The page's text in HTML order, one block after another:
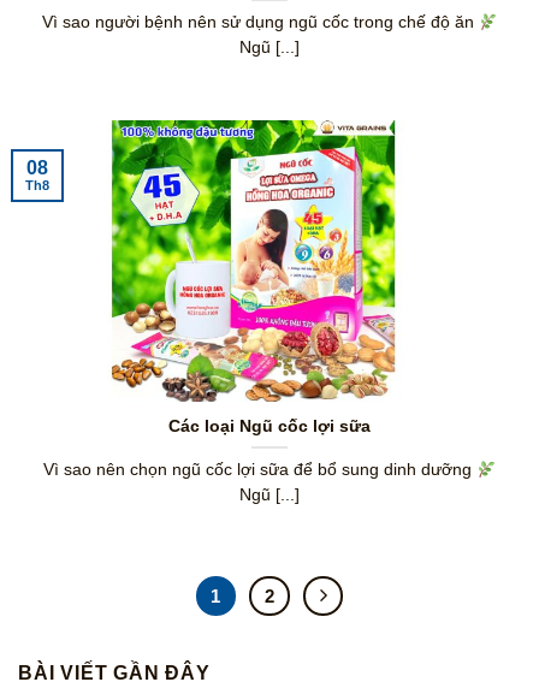
Vì sao người bệnh nên sử dụng ngũ cốc trong chế độ ăn
Ngũ [...]
Các loại Ngũ cốc lợi sữa
Vì sao nên chọn ngũ cốc lợi sữa để bổ sung dinh dưỡng
Ngũ [...]
08
Th8
1 2
BÀI VIẾT GẦN ĐÂY